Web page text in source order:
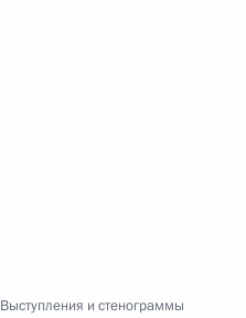
Выступления и стенограммы